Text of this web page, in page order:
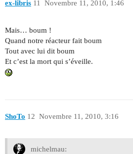
ex-libris Novembre 11, 2010, 1:46
11
Mais… boum !
Quand notre réacteur fait boum
Tout avec lui dit boum
Et c’est la mort qui s’éveille.
ShoTo Novembre 11, 2010, 3:16
12
michelmau: